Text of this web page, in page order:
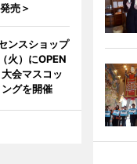
売＞
ンスショップ
火）にOPEN
会マスコッ
グを開催